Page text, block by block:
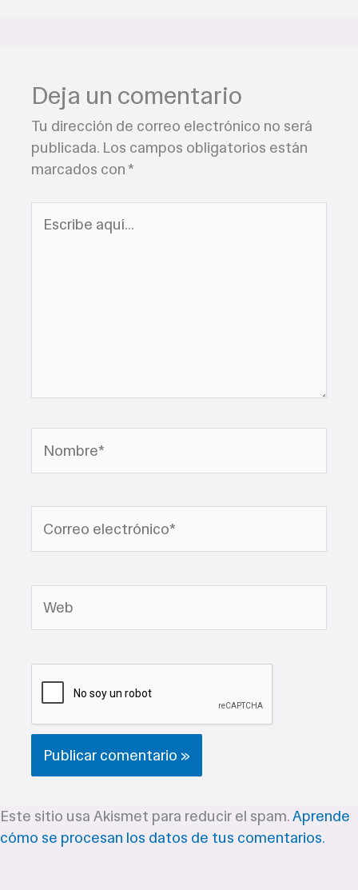
Deja un comentario
Tu dirección de correo electrónico no será
publicada. Los campos obligatorios están
marcados con*
aquí...
electrónico*
Este sitio usa Akismet para reducir el spam.Aprende
cómo se procesan los datos de tus comentarios.